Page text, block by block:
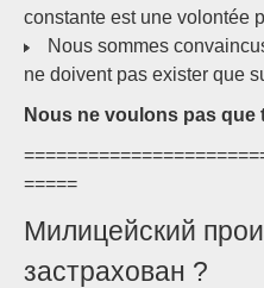
constante est une volontée
Nous sommes
ne doivent pas exister que
Nous ne voulons pas
=====
Милицейский
застрахован ?